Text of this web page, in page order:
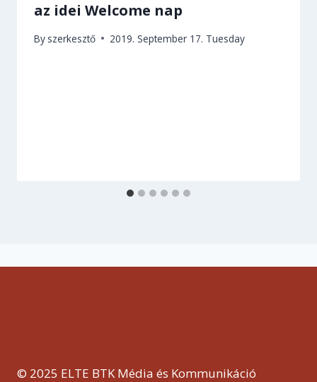
az idei Welcome nap
By szerkesztő 2019. September 17. Tuesday
© 2025 ELTE BTK Média és Kommunikáció